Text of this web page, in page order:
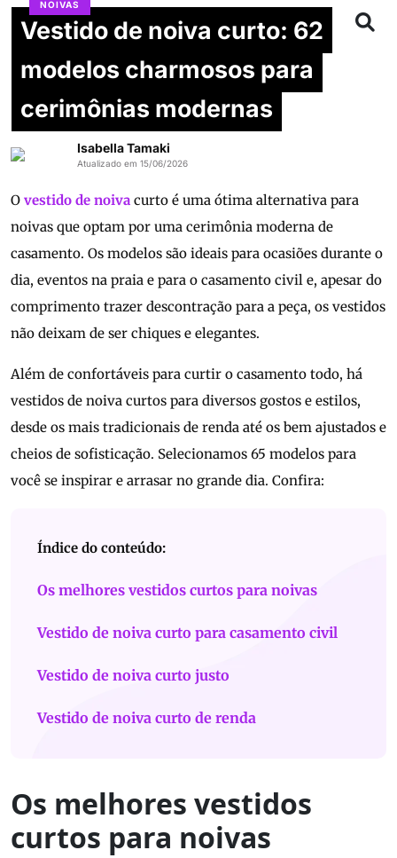
NOIVAS
Vestido de noiva curto: 62
modelos charmosos para
cerimônias modernas
Isabella Tamaki
Atualizado em 15/06/2026
O vestido de noiva curto é uma ótima alternativa para
noivas que optam por uma cerimônia moderna de
casamento. Os modelos são ideais para ocasiões durante o
dia, eventos na praia e para o casamento civil e, apesar do
comprimento trazer descontração para a peça, os vestidos
não deixam de ser chiques e elegantes.
Além de confortáveis para curtir o casamento todo, há
vestidos de noiva curtos para diversos gostos e estilos,
desde os mais tradicionais de renda até os bem ajustados e
cheios de sofisticação. Selecionamos 65 modelos para
você se inspirar e arrasar no grande dia. Confira:
Índice do conteúdo:
Os melhores vestidos curtos para noivas
Vestido de noiva curto para casamento civil
Vestido de noiva curto justo
Vestido de noiva curto de renda
Os melhores vestidos
curtos para noivas